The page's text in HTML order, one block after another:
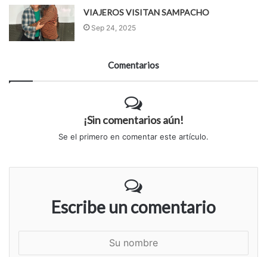
VIAJEROS VISITAN SAMPACHO
Sep 24, 2025
Comentarios
¡Sin comentarios aún!
Se el primero en comentar este artículo.
Escribe un comentario